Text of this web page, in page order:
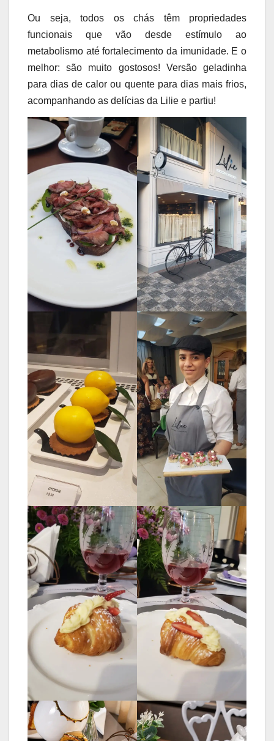
Ou seja, todos os chás têm propriedades
funcionais que vão desde estímulo ao
metabolismo até fortalecimento da imunidade. E o
melhor: são muito gostosos! Versão geladinha
para dias de calor ou quente para dias mais frios,
acompanhando as delícias da Lilie e partiu!